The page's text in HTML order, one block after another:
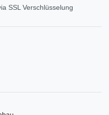
SSL Verschlüsselung